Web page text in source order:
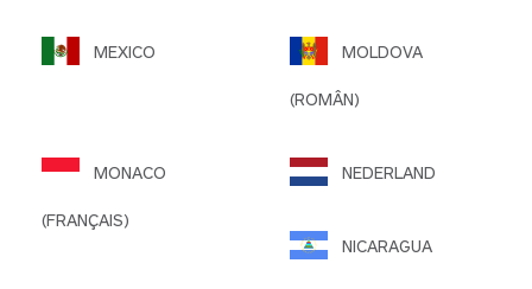
MEXICO MOLDOVA
(ROMÂN)
MONACO
(FRANÇAIS)
NEDERLAND
NICARAGUA